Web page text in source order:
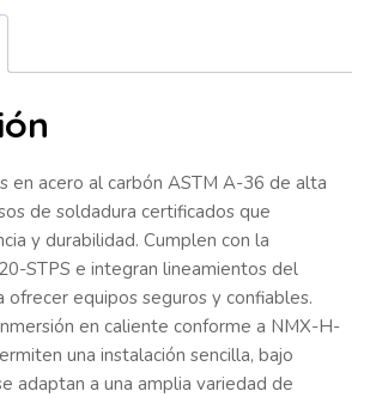
en acero al carbón ASTM A-36 de alta
de soldadura certificados que
y durabilidad. Cumplen con la
STPS e integran lineamientos del
ofrecer equipos seguros y confiables.
en caliente conforme a NMX-H-
una instalación sencilla, bajo
adaptan a una amplia variedad de